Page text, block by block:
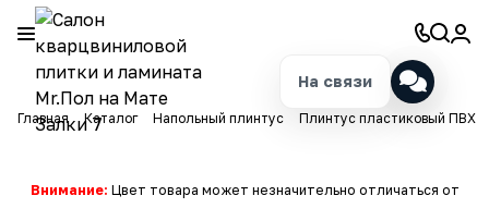
Главная Каталог Напольный плинтус Плинтус пластиковый ПВХ
Внимание: Цвет товара может незначительно отличаться от
На связи